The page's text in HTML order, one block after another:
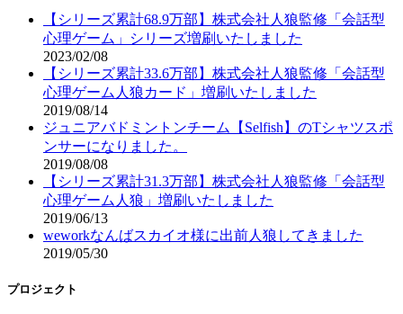
【シリーズ累計68.9万部】株式会社人狼監修「会話型
心理ゲーム」シリーズ増刷いたしました
2023/02/08
【シリーズ累計33.6万部】株式会社人狼監修「会話型
心理ゲーム人狼カード」増刷いたしました
2019/08/14
ジュニアバドミントンチーム【Selfish】のTシャツスポ
ンサーになりました。
2019/08/08
【シリーズ累計31.3万部】株式会社人狼監修「会話型
心理ゲーム人狼」増刷いたしました
2019/06/13
weworkなんばスカイオ様に出前人狼してきました
2019/05/30
プロジェクト